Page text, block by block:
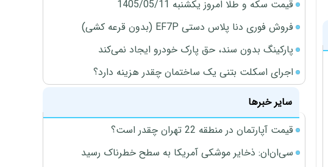
قیمت سکه و طلا امروز یکشنبه 1405/05/11
فروش فوری دنا پلاس دستی EF7P (بدون قرعه کشی)
پارکینگ بدون سند، حق پارک خودرو ایجاد نمی‌کند
اجرای اسکلت بتنی یک ساختمان چقدر هزینه دارد؟
سایر خبرها
قیمت آپارتمان در منطقه 22 تهران چقدر است؟
سی‌ان‌ان: ذخایر موشکی آمریکا به سطح خطرناک رسید